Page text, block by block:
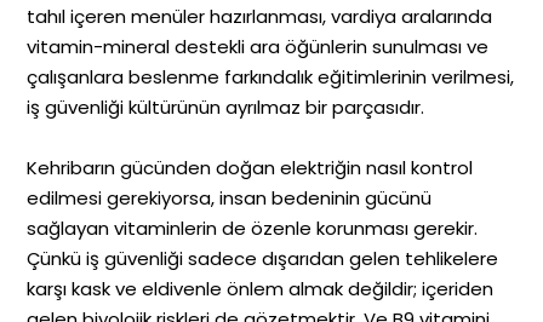
tahıl içeren menüler hazırlanması, vardiya aralarında
vitamin-mineral destekli ara öğünlerin sunulması ve
çalışanlara beslenme farkındalık eğitimlerinin verilmesi,
iş güvenliği kültürünün ayrılmaz bir parçasıdır.
Kehribarın gücünden doğan elektriğin nasıl kontrol
edilmesi gerekiyorsa, insan bedeninin gücünü
sağlayan vitaminlerin de özenle korunması gerekir.
Çünkü iş güvenliği sadece dışarıdan gelen tehlikelere
karşı kask ve eldivenle önlem almak değildir; içeriden